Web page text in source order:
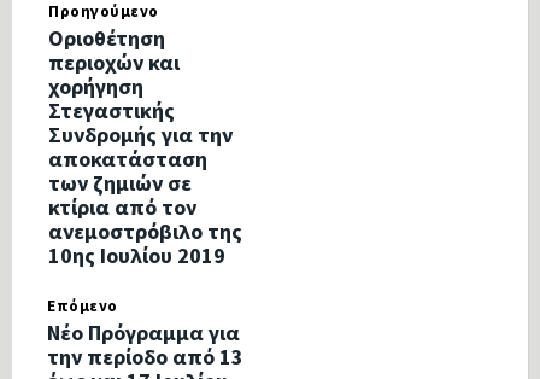
Προηγούμενο
Οριοθέτηση
περιοχών και
χορήγηση
Στεγαστικής
Συνδρομής για την
αποκατάσταση
των ζημιών σε
κτίρια από τον
ανεμοστρόβιλο της
10ης Ιουλίου 2019
Επόμενο
Νέο Πρόγραμμα για
την περίοδο από 13